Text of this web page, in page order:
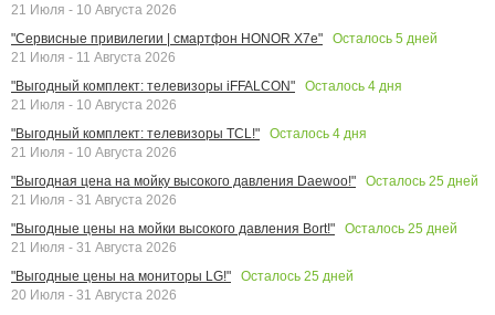
21 Июля - 10 Августа 2026
"Сервисные привилегии | смартфон HONOR X7e"
Осталось 5 дней
21 Июля - 11 Августа 2026
"Выгодный комплект: телевизоры iFFALCON"
Осталось 4 дня
21 Июля - 10 Августа 2026
"Выгодный комплект: телевизоры TCL!"
Осталось 4 дня
21 Июля - 10 Августа 2026
"Выгодная цена на мойку высокого давления Daewoo!"
Осталось 25 дней
21 Июля - 31 Августа 2026
"Выгодные цены на мойки высокого давления Bort!"
Осталось 25 дней
21 Июля - 31 Августа 2026
"Выгодные цены на мониторы LG!"
Осталось 25 дней
20 Июля - 31 Августа 2026